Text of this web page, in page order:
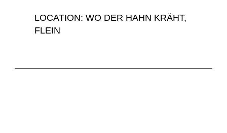
LOCATION: WO DER HAHN KRÄHT,
FLEIN